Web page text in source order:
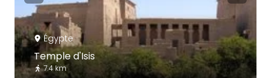
Égypte
Temple d'Isis
7.4 km